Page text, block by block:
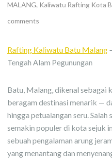
MALANG, Kaliwatu Rafting Kota
comments
Rafting Kaliwatu Batu Malang
Tengah Alam Pegunungan
Batu, Malang, dikenal sebagai
beragam destinasi menarik —
hingga petualangan seru.
semakin populer di kota sejuk
sebuah pengalaman arung
yang menantang dan